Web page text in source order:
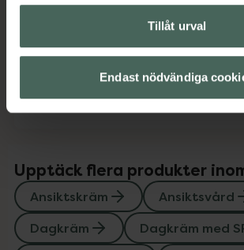
Tillåt urval
Endast nödvändiga
Kontaktinfo tillverkare
Upptäck flera produkter
Ansiktskräm
Ansiktsvård
Dagkräm
Dagkräm med